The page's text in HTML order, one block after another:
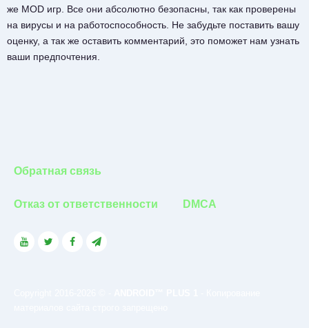
же MOD игр. Все они абсолютно безопасны, так как проверены
на вирусы и на работоспособность. Не забудьте поставить вашу
оценку, а так же оставить комментарий, это поможет нам узнать
ваши предпочтения.
Обратная связь
Отказ от ответственности DMCA